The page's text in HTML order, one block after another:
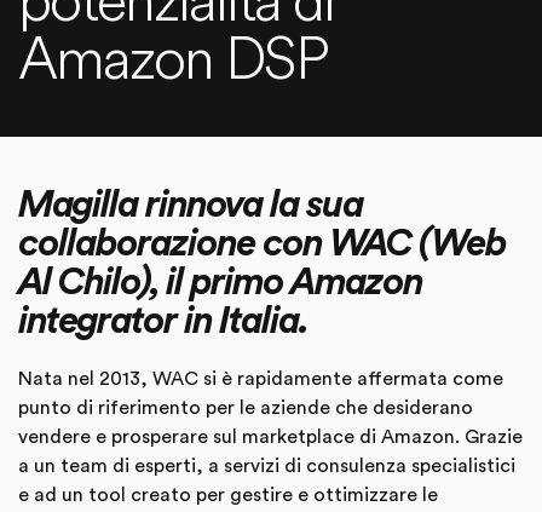
Amazon DSP
Magilla rinnova la sua
collaborazione con WAC (Web
Al Chilo), il primo Amazon
integrator in Italia.
Nata nel 2013, WAC si è rapidamente affermata come
punto di riferimento per le aziende che desiderano
vendere e prosperare sul marketplace di Amazon. Grazie
a un team di esperti, a servizi di consulenza specialistici
e ad un tool creato per gestire e ottimizzare le